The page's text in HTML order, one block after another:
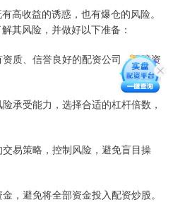
高收益的诱惑，也有爆仓的风险。
其风险，并做好以下准备：
质、信誉良好的配资公司，保障资
承受能力，选择合适的杠杆倍数，
易策略，控制风险，避免盲目操
，避免将全部资金投入配资炒股。